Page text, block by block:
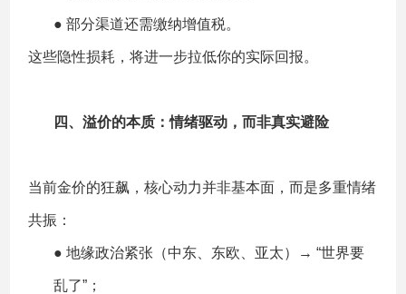
● 部分渠道还需缴纳增值税。
这些隐性损耗，将进一步拉低你的实际回报。
四、 溢价的本质：情绪驱动，而非真实避险
当前金价的狂飙，核心动力并非基本面，而是多重情绪
共振：
● 地缘政治紧张（中东、东欧、亚太）→ “世界要
乱了”；